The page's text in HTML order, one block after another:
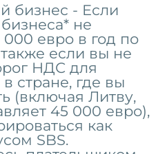
бизнес - Если
не
евро в год по
если вы не
НДС для
стране, где вы
(включая Литву,
45 000 евро),
как
SBS.